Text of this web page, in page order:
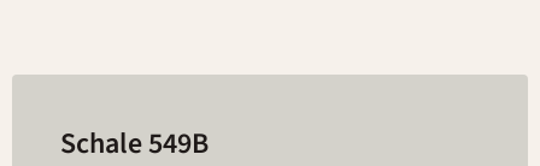
Schale 549B